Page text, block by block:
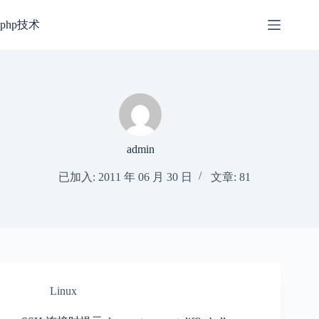
过
php技术
admin
已加入: 2011 年 06 月 30 日 文章: 81
Linux